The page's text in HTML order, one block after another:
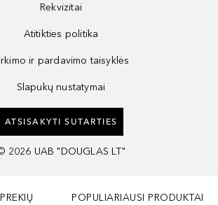
Rekvizitai
Atitikties politika
ir pardavimo taisyklės
Slapukų nustatymai
ATSISAKYTI SUTARTIES
2026 UAB "DOUGLAS LT"
POPULIARIAUSI PRODUKTAI